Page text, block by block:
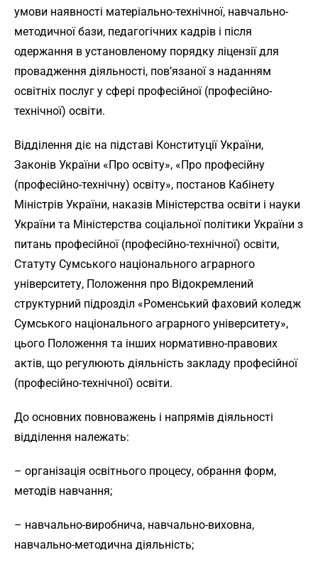
умови наявності матеріально-технічної, навчально-
методичної бази, педагогічних кадрів і після
одержання в установленому порядку ліцензії для
провадження діяльності, пов’язаної з наданням
освітніх послуг у сфері професійної (професійно-
технічної) освіти.
Відділення діє на підставі Конституції України,
Законів України «Про освіту», «Про професійну
(професійно-технічну) освіту», постанов Кабінету
Міністрів України, наказів Міністерства освіти і науки
України та Міністерства соціальної політики України з
питань професійної (професійно-технічної) освіти,
Статуту Сумського національного аграрного
університету, Положення про Відокремлений
структурний підрозділ «Роменський фаховий коледж
Сумського національного аграрного університету»,
цього Положення та інших нормативно-правових
актів, що регулюють діяльність закладу професійної
(професійно-технічної) освіти.
До основних повноважень і напрямів діяльності
відділення належать:
– організація освітнього процесу, обрання форм,
методів навчання;
– навчально-виробнича, навчально-виховна,
навчально-методична діяльність;